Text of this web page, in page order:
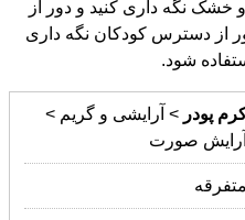
شود.
پودر > آرایشی و گریم >
آرایش صورت
متفرقه